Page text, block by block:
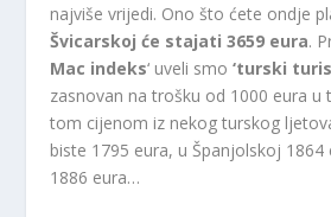
najviše vrijedi. Ono što ćete ondje
Švicarskoj će stajati 3659 eura.
Mac indeks‘ uveli smo‘turski
zasnovan na trošku od 1000 eura u
tom cijenom iz nekog turskog
biste 1795 eura, u Španjolskoj
1886 eura…